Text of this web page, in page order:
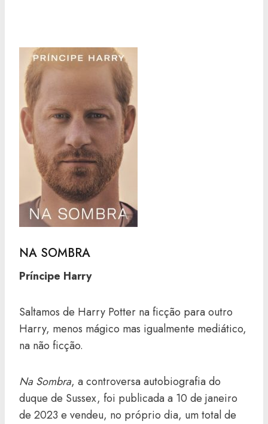
NA SOMBRA
Príncipe Harry
Saltamos de Harry Potter na ficção para outro
Harry, menos mágico mas igualmente mediático,
na não ficção.
Na Sombra, a controversa autobiografia do
duque de Sussex, foi publicada a 10 de janeiro
de 2023 e vendeu, no próprio dia, um total de